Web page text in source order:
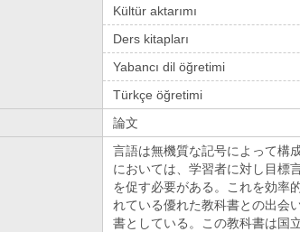
Kültür aktarımı
Ders kitapları
Yabancı dil öğretimi
Türkçe öğretimi
論文
言語は無機質な記号によって構
においては、学習者に対し目標
を促す必要がある。これを効率
れている優れた教科書との出会
書としている。この教科書は国